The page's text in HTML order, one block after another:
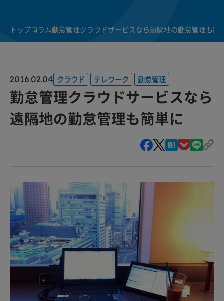
トップコラム勤怠管理クラウドサービスなら遠隔地の勤怠管理も簡
2016.02.04 クラウド テレワーク 勤怠管理
勤怠管理クラウドサービスなら
遠隔地の勤怠管理も簡単に